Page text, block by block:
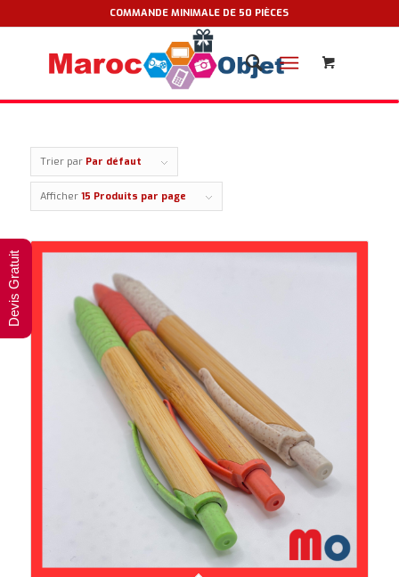
COMMANDE MINIMALE DE 50 PIÈCES
Trier par Par défaut
Afficher 15 Produits par page
Devis Gratuit